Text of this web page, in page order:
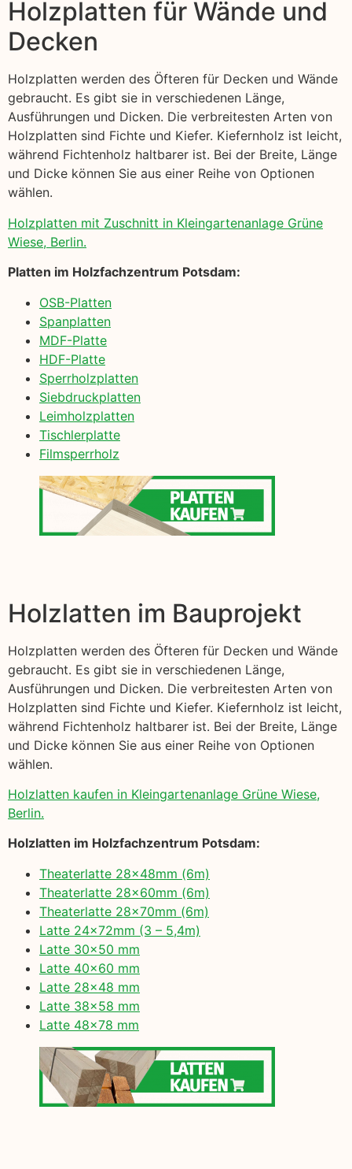
Holzplatten für Wände und
Decken
Holzplatten werden des Öfteren für Decken und Wände
gebraucht. Es gibt sie in verschiedenen Länge,
Ausführungen und Dicken. Die verbreitesten Arten von
Holzplatten sind Fichte und Kiefer. Kiefernholz ist leicht,
während Fichtenholz haltbarer ist. Bei der Breite, Länge
und Dicke können Sie aus einer Reihe von Optionen
wählen.
Holzplatten mit Zuschnitt in Kleingartenanlage Grüne
Wiese, Berlin.
Platten im Holzfachzentrum Potsdam:
OSB-Platten
Spanplatten
MDF-Platte
HDF-Platte
Sperrholzplatten
Siebdruckplatten
Leimholzplatten
Tischlerplatte
Filmsperrholz
Holzlatten im Bauprojekt
Holzplatten werden des Öfteren für Decken und Wände
gebraucht. Es gibt sie in verschiedenen Länge,
Ausführungen und Dicken. Die verbreitesten Arten von
Holzplatten sind Fichte und Kiefer. Kiefernholz ist leicht,
während Fichtenholz haltbarer ist. Bei der Breite, Länge
und Dicke können Sie aus einer Reihe von Optionen
wählen.
Holzlatten kaufen in Kleingartenanlage Grüne Wiese,
Berlin.
Holzlatten im Holzfachzentrum Potsdam:
Theaterlatte 28x48mm (6m)
Theaterlatte 28x60mm (6m)
Theaterlatte 28x70mm (6m)
Latte 24x72mm (3 – 5,4m)
Latte 30×50 mm
Latte 40×60 mm
Latte 28×48 mm
Latte 38×58 mm
Latte 48×78 mm